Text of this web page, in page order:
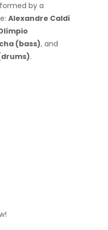
by a
Alexandre Caldi
(bass), and
.